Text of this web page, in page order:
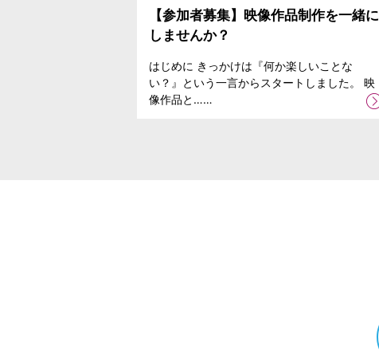
【参加者募集】映像作品制作を一緒に
しませんか？
はじめに きっかけは『何か楽しいことな
い？』という一言からスタートしました。 映
像作品と……